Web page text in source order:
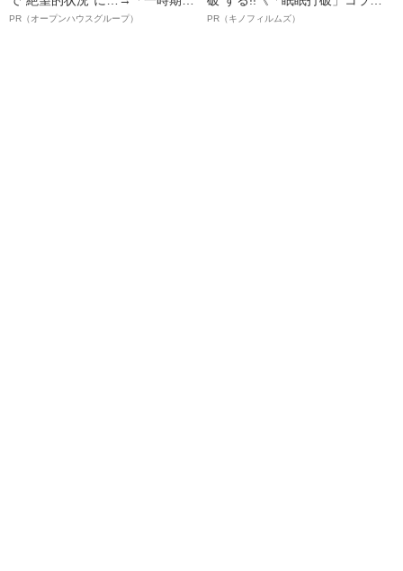
納品3年待ち」のヒット商品を生
PR（オープンハウスグループ）
ボ》
PR（キノフィルムズ）